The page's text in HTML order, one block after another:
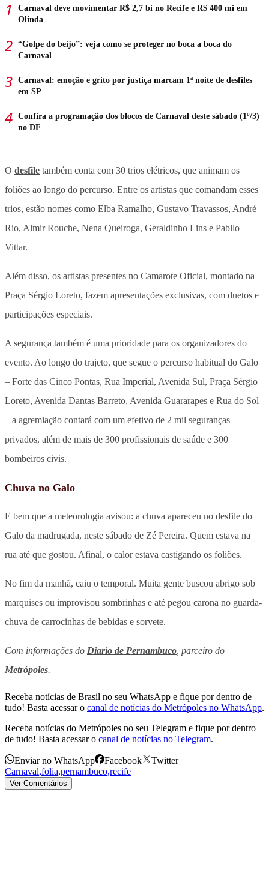
Carnaval deve movimentar R$ 2,7 bi no Recife e R$ 400 mi em
Olinda
“Golpe do beijo”: veja como se proteger no boca a boca do
Carnaval
Carnaval: emoção e grito por justiça marcam 1ª noite de desfiles
em SP
Confira a programação dos blocos de Carnaval deste sábado (1º/3)
no DF
O desfile também conta com 30 trios elétricos, que animam os
foliões ao longo do percurso. Entre os artistas que comandam esses
trios, estão nomes como Elba Ramalho, Gustavo Travassos, André
Rio, Almir Rouche, Nena Queiroga, Geraldinho Lins e Pabllo
Vittar.
Além disso, os artistas presentes no Camarote Oficial, montado na
Praça Sérgio Loreto, fazem apresentações exclusivas, com duetos e
participações especiais.
A segurança também é uma prioridade para os organizadores do
evento. Ao longo do trajeto, que segue o percurso habitual do Galo
– Forte das Cinco Pontas, Rua Imperial, Avenida Sul, Praça Sérgio
Loreto, Avenida Dantas Barreto, Avenida Guararapes e Rua do Sol
– a agremiação contará com um efetivo de 2 mil seguranças
privados, além de mais de 300 profissionais de saúde e 300
bombeiros civis.
Chuva no Galo
E bem que a meteorologia avisou: a chuva apareceu no desfile do
Galo da madrugada, neste sábado de Zé Pereira. Quem estava na
rua até que gostou. Afinal, o calor estava castigando os foliões.
No fim da manhã, caiu o temporal. Muita gente buscou abrigo sob
marquises ou improvisou sombrinhas e até pegou carona no guarda-
chuva de carrocinhas de bebidas e sorvete.
Com informações do Diario de Pernambuco , parceiro do
Metrópoles.
Receba notícias de Brasil no seu WhatsApp e fique por dentro de
tudo! Basta acessar o canal de notícias do Metrópoles no WhatsApp.
Receba notícias do Metrópoles no seu Telegram e fique por dentro
de tudo! Basta acessar o canal de notícias no Telegram.
Enviar no WhatsApp Facebook
Twitter
Carnaval,folia,pernambuco,recife
Ver Comentários